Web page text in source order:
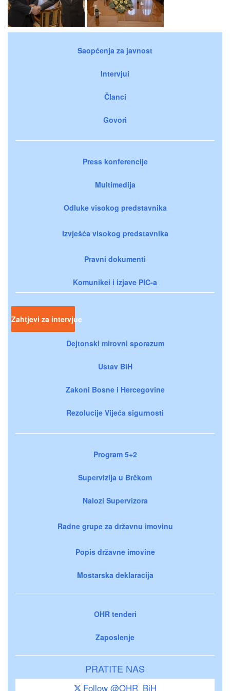
Saopćenja za javnost
Intervjui
Članci
Govori
Press konferencije
Multimedija
Odluke visokog predstavnika
Izvješća visokog predstavnika
Pravni dokumenti
Komunikei i izjave PIC-a
Zahtjevi za intervjue
Dejtonski mirovni sporazum
Ustav BiH
Zakoni Bosne i Hercegovine
Rezolucije Vijeća sigurnosti
Program 5+2
Supervizija u Brčkom
Nalozi Supervizora
Radne grupe za državnu imovinu
Popis državne imovine
Mostarska deklaracija
OHR tenderi
Zaposlenje
PRATITE NAS
Follow @OHR_BiH